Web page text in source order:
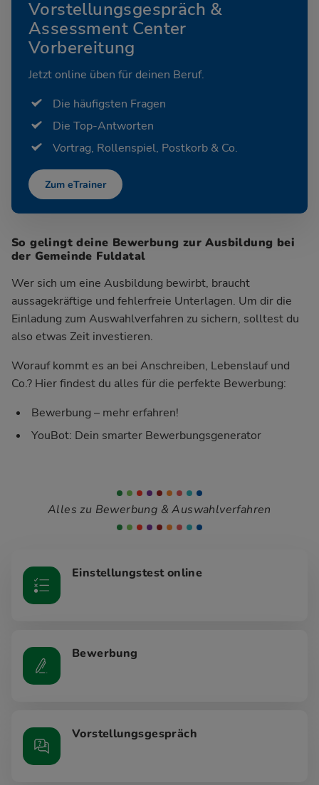
Vorstellungsgespräch &
Assessment Center
Vorbereitung
Jetzt online üben für deinen Beruf.
Die häufigsten Fragen
Die Top-Antworten
Vortrag, Rollenspiel, Postkorb & Co.
Zum eTrainer
So gelingt deine Bewerbung zur Ausbildung bei
der Gemeinde Fuldatal
Wer sich um eine Ausbildung bewirbt, braucht
aussagekräftige und fehlerfreie Unterlagen. Um dir die
Einladung zum Auswahlverfahren zu sichern, solltest du
also etwas Zeit investieren.
Worauf kommt es an bei Anschreiben, Lebenslauf und
Co.? Hier findest du alles für die perfekte Bewerbung:
Bewerbung – mehr erfahren!
YouBot: Dein smarter Bewerbungsgenerator
Alles zu Bewerbung & Auswahlverfahren
Einstellungstest online
Bewerbung
Vorstellungsgespräch